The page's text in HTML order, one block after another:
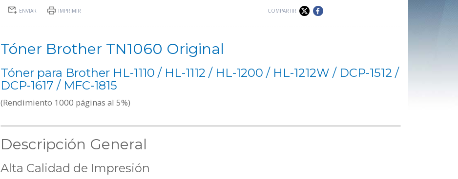
ENVIAR IMPRIMIR COMPARTIR
Tóner Brother TN1060 Original
Tóner para Brother HL-1110 / HL-1112 / HL-1200 / HL-1212W / DCP-1512 /
DCP-1617 / MFC-1815
(Rendimiento 1000 páginas al 5%)
Descripción General
Alta Calidad de Impresión